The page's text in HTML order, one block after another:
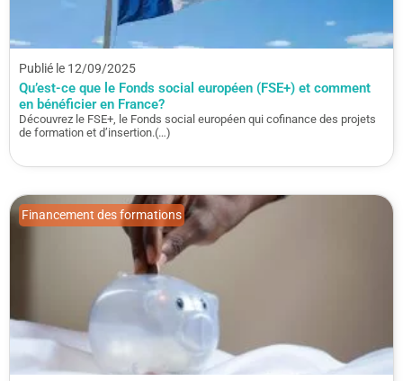
Publié le 12/09/2025
Qu’est-ce que le Fonds social européen (FSE+) et comment
en bénéficier en France?
Découvrez le FSE+, le Fonds social européen qui cofinance des projets
de formation et d’insertion.(…)
Financement des formations